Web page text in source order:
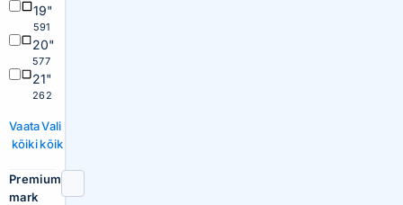
19"
591
20"
577
21"
262
Vaata
kõiki
Vali
kõik
Premium
mark